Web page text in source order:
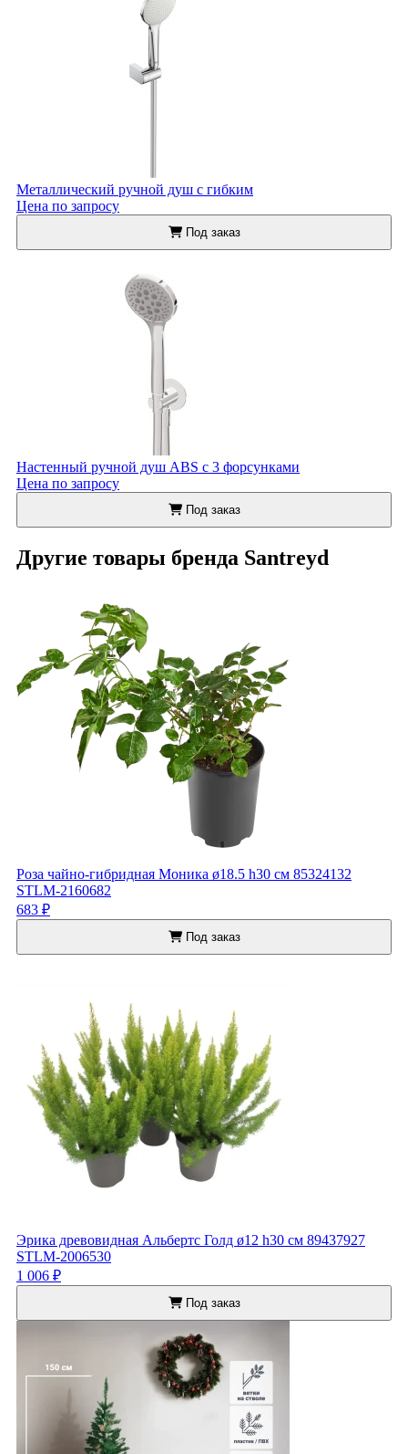
Металлический ручной душ с гибким
Цена по запросу
Под заказ
Настенный ручной душ ABS с 3 форсунками
Цена по запросу
Под заказ
Другие товары бренда Santreyd
Роза чайно-гибридная Моника ø18.5 h30 см 85324132
STLM-2160682
683 ₽
Под заказ
Эрика древовидная Альбертс Голд ø12 h30 см 89437927
STLM-2006530
1 006 ₽
Под заказ